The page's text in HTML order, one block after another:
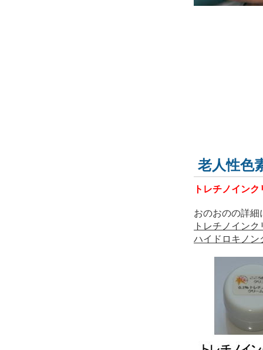
老人性色
トレチノインク
おのおのの詳
トレチノイン
ハイドロキノン